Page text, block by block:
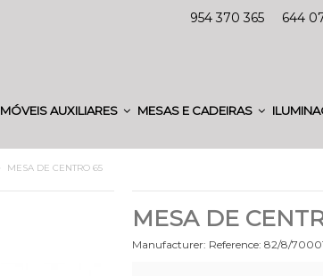
954 370 365 644
MÓVEIS AUXILIARES MESAS E CADEIRAS
MESA DE CENTRO 65
MESA DE
Manufacturer: Reference: 82/8/